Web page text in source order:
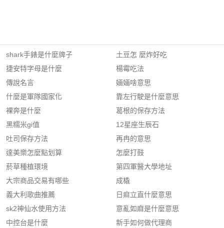
shark手錶是什麼牌子
捷安特字母是什麼
傳說名言
什麼是軍隊國家化
裸奔是什麼
黑糯米gi值
吐司保存方法
達美樂怎麼點划算
菸草種植環境
大宗商品交易有哪些
義大利歌曲推薦
sk2神仙水使用方法
中控台是什麼
土豆怎 麼炸好吃
楊霉吃法
婳婳啥意思
靠左行駛是什麼意思
葛根的保存方法
12星座生辰石
再冉的意思
怎麼打鼓
第四軍醫大學地址
成橇
日痲立直什麼意思
意亂如麻是什麼意思
新手如何做代理商